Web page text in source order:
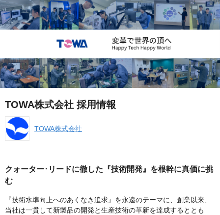
TOWA株式会社 採用情報
TOWA株式会社
クォーター･リードに徹した『技術開発』を根幹に真価に挑
む
『技術水準向上へのあくなき追求』を永遠のテーマに、創業以来、
当社は一貫して新製品の開発と生産技術の革新を達成するととも